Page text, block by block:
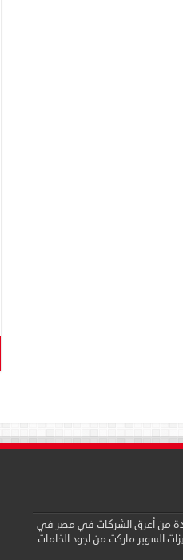
من أعرق الشركات في مصر في
السوبر ماركت من اجود الخامات